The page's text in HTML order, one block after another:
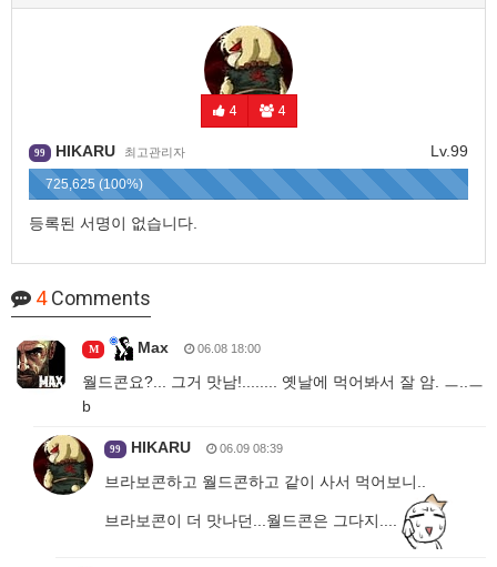
4 4
Lv.99
99 HIKARU 최고관리자
725,625 (100%)
등록된 서명이 없습니다.
4Comments
M Max 06.08 18:00
월드콘요?... 그거 맛남!........ 옛날에 먹어봐서 잘 암. ㅡ..ㅡ
b
99 HIKARU 06.09 08:39
브라보콘하고 월드콘하고 같이 사서 먹어보니..
브라보콘이 더 맛나던...월드콘은 그다지....